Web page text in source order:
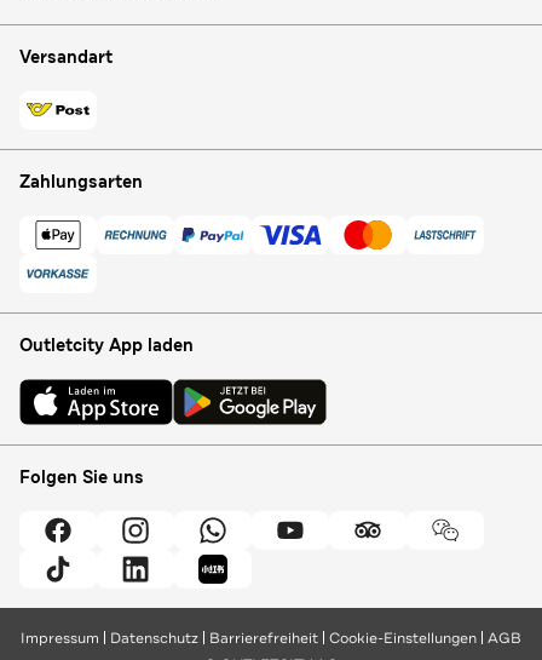
Versandart
Zahlungsarten
Outletcity App laden
Folgen Sie uns
Impressum Datenschutz Barrierefreiheit Cookie-Einstellungen AGB